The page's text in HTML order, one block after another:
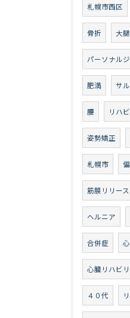
札幌市西区
骨折 大
パーソナル
肥満 サ
腰 リハ
姿勢矯正
札幌市
筋膜リリース
ヘルニア
合併症
心臓リハビ
４０代